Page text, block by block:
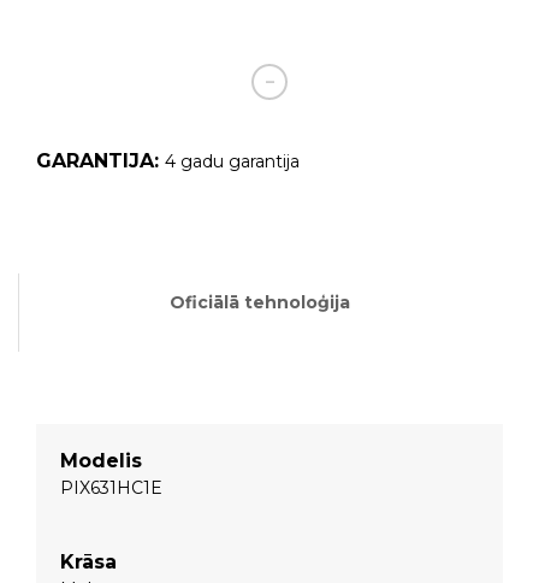
GARANTIJA: 4 gadu garantija
Oficiālā tehnoloģija
Modelis
PIX631HC1E
Krāsa